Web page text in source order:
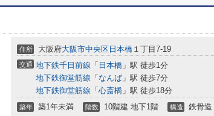
住所 大阪府大阪市中央区 日本橋 １丁目7-19
交通 地下鉄千日前線 「 日本橋 」駅 徒歩1分
地下鉄御堂筋線 「 なんば 」駅 徒歩7分
地下鉄御堂筋線 「 心斎橋 」駅 徒歩18分
築年 築1年未満 階数 10階建 地下1階 構造 鉄骨造